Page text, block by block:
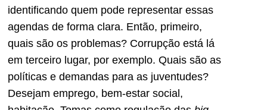
identificando quem pode representar essas
agendas de forma clara. Então, primeiro,
quais são os problemas? Corrupção está lá
em terceiro lugar, por exemplo. Quais são as
políticas e demandas para as juventudes?
Desejam emprego, bem-estar social,